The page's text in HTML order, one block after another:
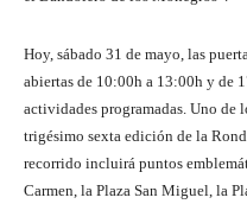
Hoy, sábado 31 de mayo, las
abiertas de 10:00h a 13:00h y de
actividades programadas. Uno de
trigésimo sexta edición de la
recorrido incluirá puntos
Carmen, la Plaza San Miguel, la